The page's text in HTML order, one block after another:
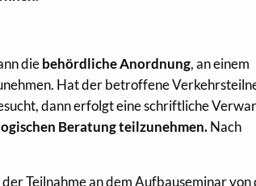
diebehördliche Anordnung, an einem
Hat der betroffene
dann erfolgt eine schriftliche
Beratung teilzunehmen.Nach
Teilnahme an dem Aufbauseminar von